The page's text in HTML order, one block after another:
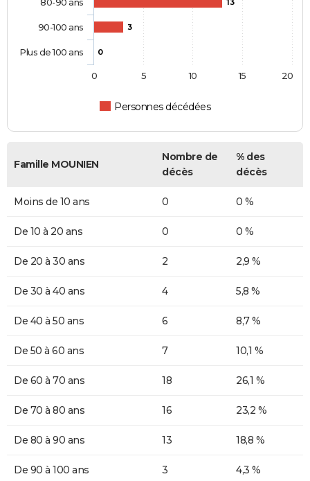
13
3
0
Personnes décédées
90-100 ans
Plus de 100 ans
0 5 10 15 20
Famille MOUNIEN
Nombre de
décès
% des
décès
Moins de 10 ans 0 0 %
De 10 à 20 ans 0 0 %
De 20 à 30 ans 2 2,9 %
De 30 à 40 ans 4 5,8 %
De 40 à 50 ans 6 8,7 %
De 50 à 60 ans 7 10,1 %
De 60 à 70 ans 18 26,1 %
De 70 à 80 ans 16 23,2 %
De 80 à 90 ans 13 18,8 %
De 90 à 100 ans 3 4,3 %